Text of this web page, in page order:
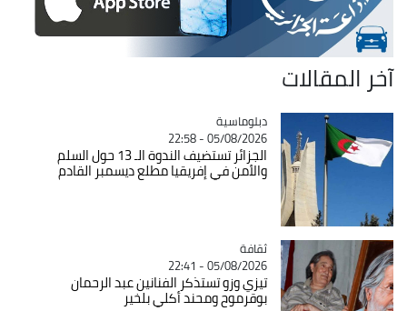
آخر المقالات
Catégorie
دبلوماسية
05/08/2026 - 22:58
الجزائر تستضيف الندوة الـ 13 حول السلم
والأمن في إفريقيا مطلع ديسمبر القادم
Catégorie
ثقافة
05/08/2026 - 22:41
تيزي وزو تستذكر الفنانين عبد الرحمان
بوقرموح ومحند أكلي بلخير